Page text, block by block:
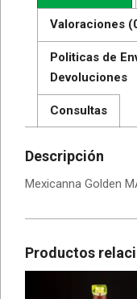
Valoraciones
Politicas de
Devoluciones
Consultas
Descripción
Mexicanna Golden
Productos